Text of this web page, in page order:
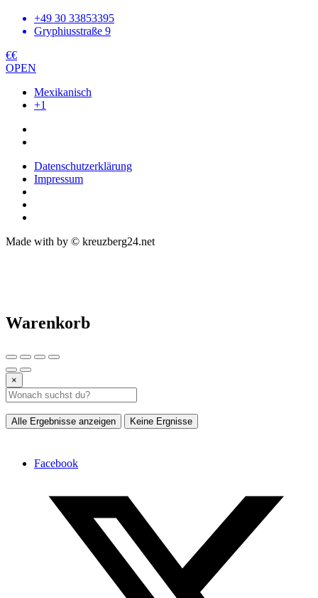
+49 30 33853395
Gryphiusstraße 9
€€
OPEN
Mexikanisch
+1
Datenschutzerklärung
Impressum
Made with by © kreuzberg24.net
Warenkorb
×
Alle Ergebnisse anzeigen Keine Ergnisse
Facebook